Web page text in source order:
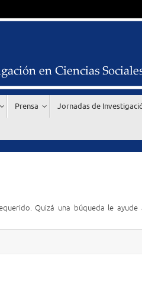
Prensa Jornadas de
Quizá una búqueda le